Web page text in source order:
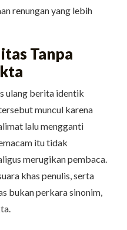
renungan yang lebih
Tanpa
ulang berita identik
muncul karena
lalu mengganti
itu tidak
merugikan pembaca.
khas penulis, serta
bukan perkara sinonim,